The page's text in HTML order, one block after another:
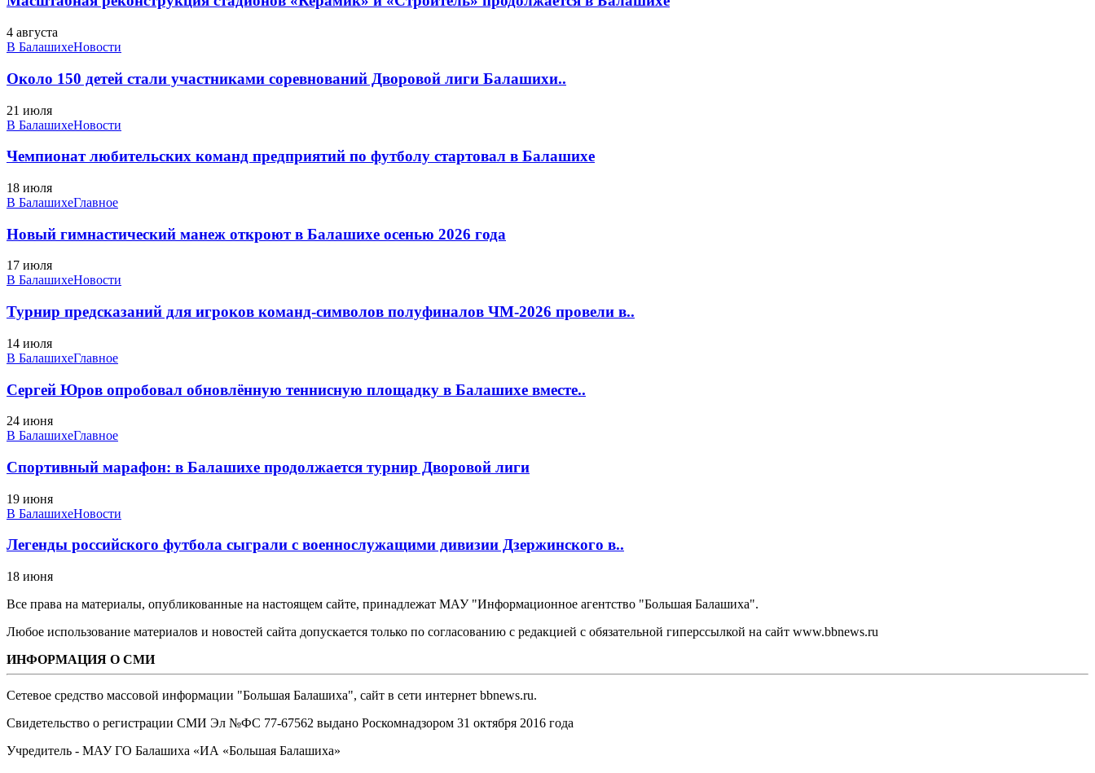
4 августа
В БалашихеНовости
Около 150 детей стали участниками соревнований Дворовой лиги Балашихи..
21 июля
В БалашихеНовости
Чемпионат любительских команд предприятий по футболу стартовал в Балашихе
18 июля
В БалашихеГлавное
Новый гимнастический манеж откроют в Балашихе осенью 2026 года
17 июля
В БалашихеНовости
Турнир предсказаний для игроков команд-символов полуфиналов ЧМ-2026 провели в..
14 июля
В БалашихеГлавное
Сергей Юров опробовал обновлённую теннисную площадку в Балашихе вместе..
24 июня
В БалашихеГлавное
Спортивный марафон: в Балашихе продолжается турнир Дворовой лиги
19 июня
В БалашихеНовости
Легенды российского футбола сыграли с военнослужащими дивизии Дзержинского в..
18 июня
Все права на материалы, опубликованные на настоящем сайте, принадлежат МАУ "Информационное агентство "Большая Балашиха".
Любое использование материалов и новостей сайта допускается только по согласованию с редакцией с обязательной гиперссылкой на сайт www.bbnews.ru
ИНФОРМАЦИЯ О СМИ
Сетевое средство массовой информации "Большая Балашиха", сайт в сети интернет bbnews.ru.
Свидетельство о регистрации СМИ Эл №ФС ‎77-67562 выдано Роскомнадзором 31 октября 2016 года
Учредитель - МАУ ГО Балашиха «ИА «Большая Балашиха»